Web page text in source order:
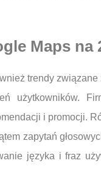
Maps na
trendy
użytkowników.
i promocji.
zapytań
języka i fraz